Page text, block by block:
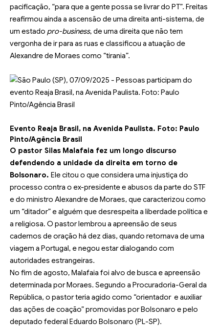
pacificação, “para que a gente possa se livrar do PT”. Freitas
reafirmou ainda a ascensão de uma direita anti-sistema, de
um estado pro-business, de uma direita que não tem
vergonha de ir para as ruas e classificou a atuação de
Alexandre de Moraes como “tirania”.
Evento Reaja Brasil, na Avenida Paulista. Foto: Paulo
Pinto/Agência Brasil
O pastor Silas Malafaia fez um longo discurso
defendendo a unidade da direita em torno de
Bolsonaro. Ele citou o que considera uma injustiça do
processo contra o ex-presidente e abusos da parte do STF
e do ministro Alexandre de Moraes, que caracterizou como
um “ditador” e alguém que desrespeita a liberdade política e
a religiosa. O pastor lembrou a apreensão de seus
cadernos de oração há dez dias, quando retornava de uma
viagem a Portugal, e negou estar dialogando com
autoridades estrangeiras.
No fim de agosto, Malafaia foi alvo de busca e apreensão
determinada por Moraes. Segundo a Procuradoria-Geral da
República, o pastor teria agido como “orientador e auxiliar
das ações de coação” promovidas por Bolsonaro e pelo
deputado federal Eduardo Bolsonaro (PL-SP).